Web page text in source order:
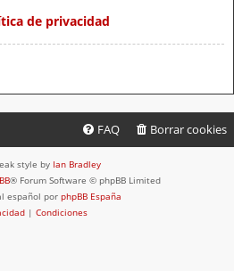
de privacidad
Borrar cookies
FAQ
style by Ian Bradley
® Forum Software © phpBB Limited
español por phpBB España
| Condiciones